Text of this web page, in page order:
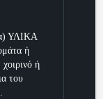
ΥΛΙΚΑ
ή
ή
του